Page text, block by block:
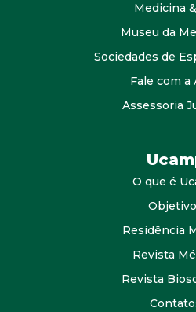
Medicina
Museu da
Sociedades de
Fale com a
Assessoria
O que é
Residência
Revista
Revista